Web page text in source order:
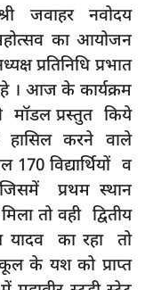
जवाहर नवोदय
का आयोजन
प्रतिनिधि प्रभात
। आज के कार्यक्रम
मॉडल प्रस्तुत किये
हासिल करने वाले
170 विद्यार्थियों व
प्रथम स्थान
तो वही द्वितीय
यादव का रहा तो
के यश को प्राप्त